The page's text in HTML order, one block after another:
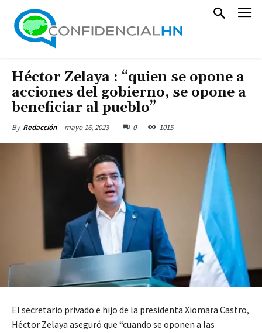
Héctor Zelaya : “quien se opone a
acciones del gobierno, se opone a
beneficiar al pueblo”
By Redacción mayo 16, 2023 0 1015
El secretario privado e hijo de la presidenta Xiomara Castro,
Héctor Zelaya aseguró que “cuando se oponen a las